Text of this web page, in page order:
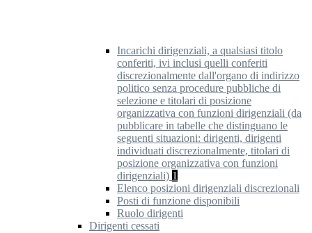
Incarichi dirigenziali, a qualsiasi titolo
conferiti, ivi inclusi quelli conferiti
discrezionalmente dall'organo di indirizzo
politico senza procedure pubbliche di
selezione e titolari di posizione
organizzativa con funzioni dirigenziali (da
pubblicare in tabelle che distinguano le
seguenti situazioni: dirigenti, dirigenti
individuati discrezionalmente, titolari di
posizione organizzativa con funzioni
dirigenziali) 1
Elenco posizioni dirigenziali discrezionali
Posti di funzione disponibili
Ruolo dirigenti
Dirigenti cessati